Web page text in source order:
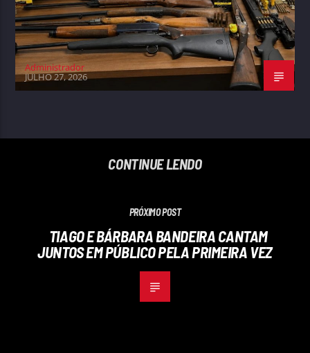
Administrador
JULHO 27, 2026
CONTINUE LENDO
PRÓXIMO POST
TIAGO E BÁRBARA BANDEIRA CANTAM
JUNTOS EM PÚBLICO PELA PRIMEIRA VEZ